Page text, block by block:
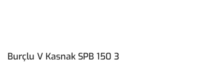
Burçlu V Kasnak SPB 150 3